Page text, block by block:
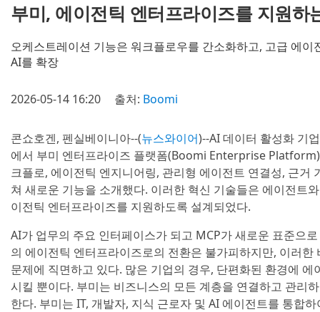
부미, 에이전틱 엔터프라이즈를 지원하
오케스트레이션 기능은 워크플로우를 간소화하고, 고급 에
AI를 확장
2026-05-14 16:20 출처: Boomi
콘쇼호겐, 펜실베이니아--(뉴스와이어)--AI 데이터 활성화 기
에서 부미 엔터프라이즈 플랫폼(Boomi Enterprise
크플로, 에이전틱 엔지니어링, 관리형 에이전트 연결성, 근
쳐 새로운 기능을 소개했다. 이러한 혁신 기술들은 에이전트
이전틱 엔터프라이즈를 지원하도록 설계되었다.
AI가 업무의 주요 인터페이스가 되고 MCP가 새로운 표준으
의 에이전틱 엔터프라이즈로의 전환은 불가피하지만, 이러
문제에 직면하고 있다. 많은 기업의 경우, 단편화된 환경에
시킬 뿐이다. 부미는 비즈니스의 모든 계층을 연결하고 관리
한다. 부미는 IT, 개발자, 지식 근로자 및 AI 에이전트를 통합